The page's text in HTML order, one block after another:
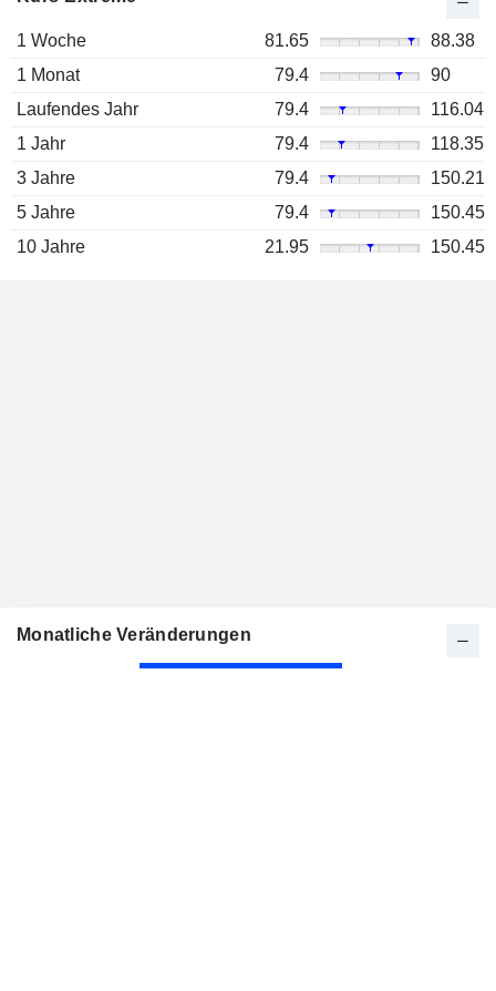
1 Woche 81.65
88.38
1 Monat
79.4
90
Laufendes Jahr
79.4
116.04
1 Jahr
79.4
118.35
3 Jahre
79.4
150.21
5 Jahre
79.4
150.45
10 Jahre
21.95 150.45
Monatliche Veränderungen